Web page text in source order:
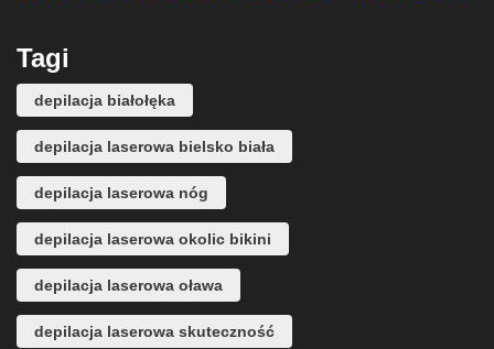
Tagi
depilacja białołęka
depilacja laserowa bielsko biała
depilacja laserowa nóg
depilacja laserowa okolic bikini
depilacja laserowa oława
depilacja laserowa skuteczność